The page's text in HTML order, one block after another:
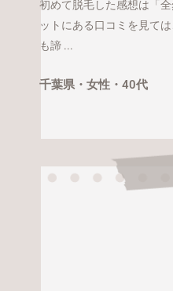
初めて脱毛した感想は「
ットにある口コミを見て
も諦 ...
千葉県・ 女性・ 40代